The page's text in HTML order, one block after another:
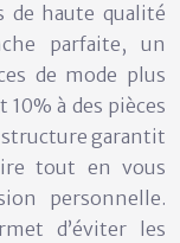
de haute qualité
parfaite, un
de mode plus
à des pièces
garantit
tout en vous
personnelle.
d’éviter les